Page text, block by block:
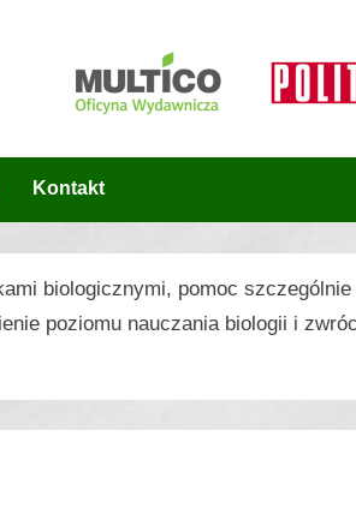
Kontakt
biologicznymi, pomoc szczególnie
poziomu nauczania biologii i